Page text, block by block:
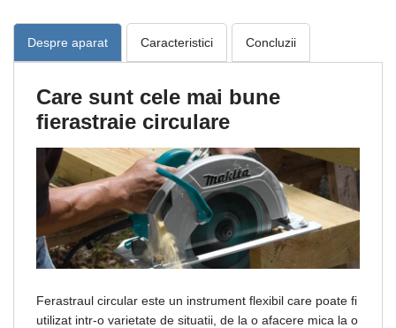
Despre aparat Caracteristici Concluzii
Care sunt cele mai bune
fierastraie circulare
Ferastraul circular este un instrument flexibil care poate fi
utilizat intr-o varietate de situatii, de la o afacere mica la o